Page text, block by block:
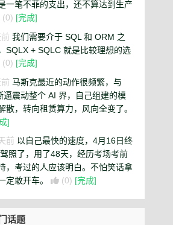
一笔不菲的支出，还不算达到生产
(0) [完成]
我们需要介于 SQL 和 ORM 之
SQLX + SQLC 就是比较理想的选
(0) [完成]
马斯克最近的动作很频繁，与
逼震动整个 AI 界，自己组建的模
散，转向租赁算力，风向全变了。
]
前 以自己最快的速度，4月16日终
照了，用了48天，经历考场考前
，考过的人应该明白。不怕笑话拿
定敢开车。
(0) [完成]
话题